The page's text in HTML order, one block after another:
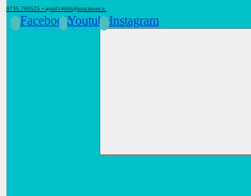
0735.780525 • apis01400t@istruzione.it
FacebookYoutubeInstagram